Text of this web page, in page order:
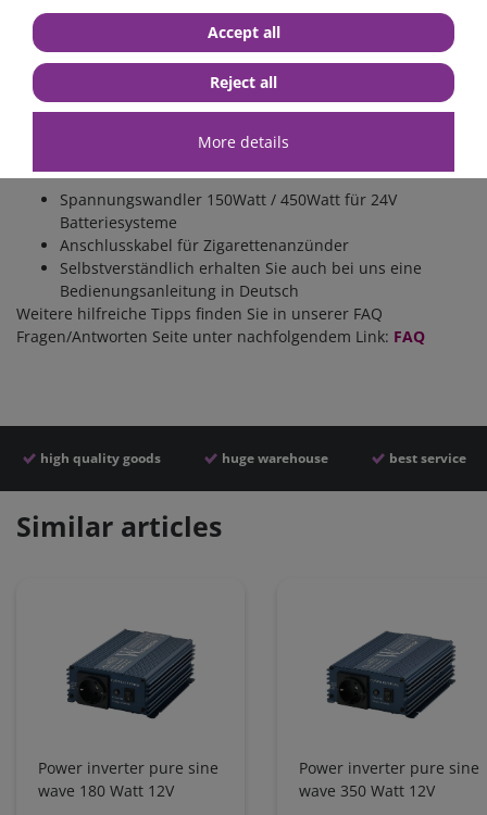
elektronische Heizungssteuerungen, elektrische Zahnbürsten
und Mundduschen, Studioblitzanlagen, Mess- und
Regeltechnik. Für solche Verbraucher ist der Einsatz eines
reinen Sinuswandlers zwingend erforderlich. Geräte mit
reiner Sinusausgangsspannung finden Sie in der Kategorie
Spannungswandler 150Watt / 450Watt für 24V
Batteriesysteme
Anschlusskabel für Zigarettenanzünder
Selbstverständlich erhalten Sie auch bei uns eine
Bedienungsanleitung in Deutsch
Weitere hilfreiche Tipps finden Sie in unserer FAQ
Fragen/Antworten Seite unter nachfolgendem Link: FAQ
high quality goods huge warehouse best service
Similar articles
Power inverter pure sine
wave 180 Watt 12V
Power inverter pure sine
wave 350 Watt 12V
More details
Accept all
Reject all